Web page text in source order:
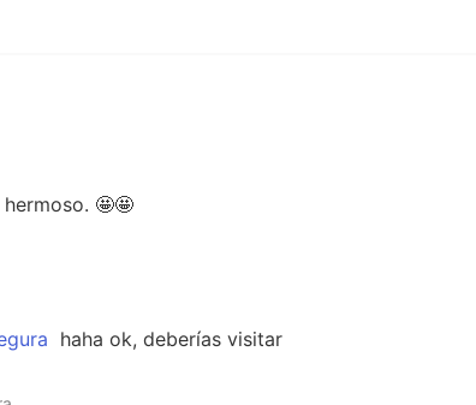
🤩🤩
haha ok, deberías visitar